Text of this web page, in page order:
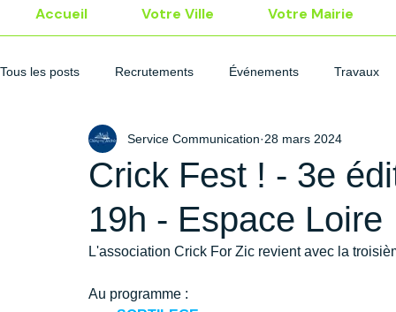
Accueil Votre Ville Votre Mairie
Tous les posts Recrutements Événements Travaux
Crick Fest ! - 3e
19h - Espace Loire
Service Communication 28 mars 2024
L'association Crick For Zic revient avec la
Au programme :